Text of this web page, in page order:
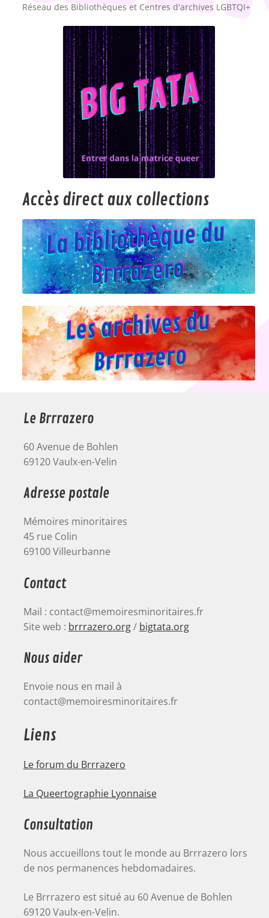
Réseau des Bibliothèques et Centres d'archives LGBTQI+
Accès direct aux collections
Le Brrrazero
60 Avenue de Bohlen
69120 Vaulx-en-Velin
Adresse postale
Mémoires minoritaires
45 rue Colin
69100 Villeurbanne
Contact
Mail : contact@memoiresminoritaires.fr
Site web : brrrazero.org/ bigtata.org
Nous aider
Envoie nous en mail à
contact@memoiresminoritaires.fr
Liens
Le forum du Brrrazero
La Queertographie Lyonnaise
Consultation
Nous accueillons tout le monde au Brrrazero lors
de nos permanences hebdomadaires.
Le Brrrazero est situé au 60 Avenue de Bohlen
69120 Vaulx-en-Velin.